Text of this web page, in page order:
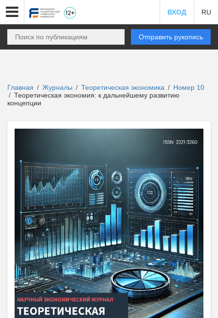
ВХОД RU
Отправить рукопись
Главная / Журналы / Теоретическая экономика / Номер 10
/ Теоретическая экономия: к дальнейшему развитию
концепции